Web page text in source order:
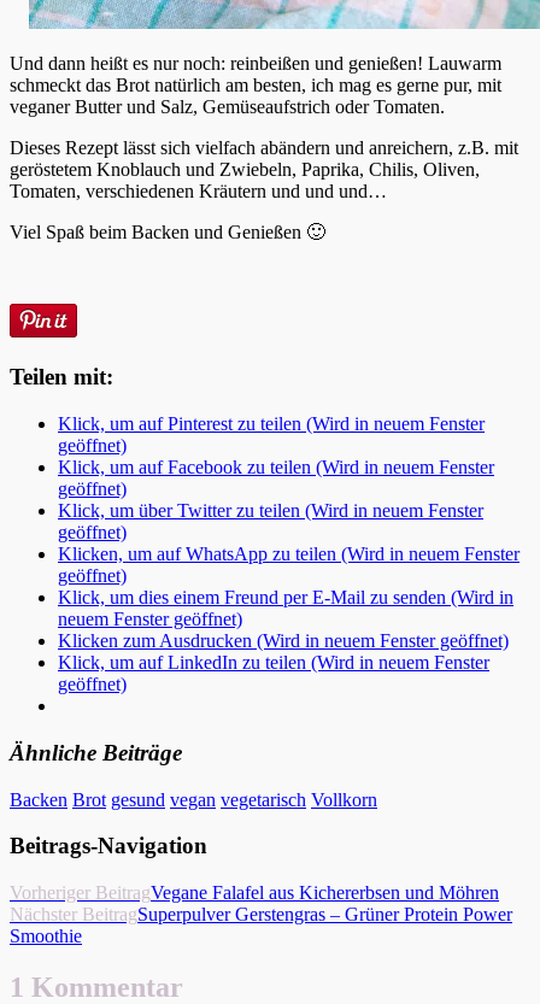
Und dann heißt es nur noch: reinbeißen und genießen! Lauwarm
schmeckt das Brot natürlich am besten, ich mag es gerne pur, mit
veganer Butter und Salz, Gemüseaufstrich oder Tomaten.
Dieses Rezept lässt sich vielfach abändern und anreichern, z.B. mit
geröstetem Knoblauch und Zwiebeln, Paprika, Chilis, Oliven,
Tomaten, verschiedenen Kräutern und und und…
Viel Spaß beim Backen und Genießen 🙂
Teilen mit:
Klick, um auf Pinterest zu teilen (Wird in neuem Fenster
geöffnet)
Klick, um auf Facebook zu teilen (Wird in neuem Fenster
geöffnet)
Klick, um über Twitter zu teilen (Wird in neuem Fenster
geöffnet)
Klicken, um auf WhatsApp zu teilen (Wird in neuem Fenster
geöffnet)
Klick, um dies einem Freund per E-Mail zu senden (Wird in
neuem Fenster geöffnet)
Klicken zum Ausdrucken (Wird in neuem Fenster geöffnet)
Klick, um auf LinkedIn zu teilen (Wird in neuem Fenster
geöffnet)
Ähnliche Beiträge
Backen Brot gesund vegan vegetarisch Vollkorn
Beitrags-Navigation
Vorheriger BeitragVegane Falafel aus Kichererbsen und Möhren
Nächster BeitragSuperpulver Gerstengras – Grüner Protein Power
Smoothie
1 Kommentar